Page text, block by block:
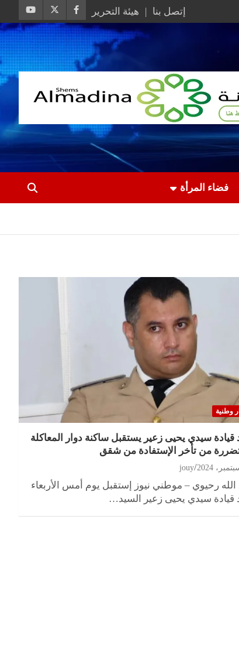
إتصل بنا هيئة التحرير
فضاء المرأة
وطنية
قيادة سيدي يحيى زعير يستقبل ساكنة دوار المعاكلة
من تأخر الإستفادة من شقق
jouy
الله رحيوي – موطني نيوز إستقبل يوم أمس الأربعاء
قيادة سيدي يحيى زعير السيد…